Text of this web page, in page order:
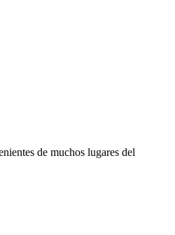
de muchos lugares del